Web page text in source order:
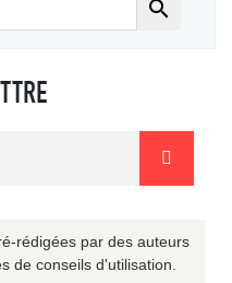

rédigées par des auteurs
de conseils d'utilisation.